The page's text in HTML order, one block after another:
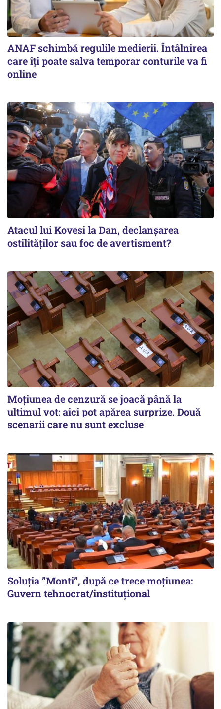
ANAF schimbă regulile medierii. Întâlnirea
care îți poate salva temporar conturile va fi
online
Atacul lui Kovesi la Dan, declanșarea
ostilităților sau foc de avertisment?
Moțiunea de cenzură se joacă până la
ultimul vot: aici pot apărea surprize. Două
scenarii care nu sunt excluse
Soluția ”Monti”, după ce trece moțiunea:
Guvern tehnocrat/instituțional